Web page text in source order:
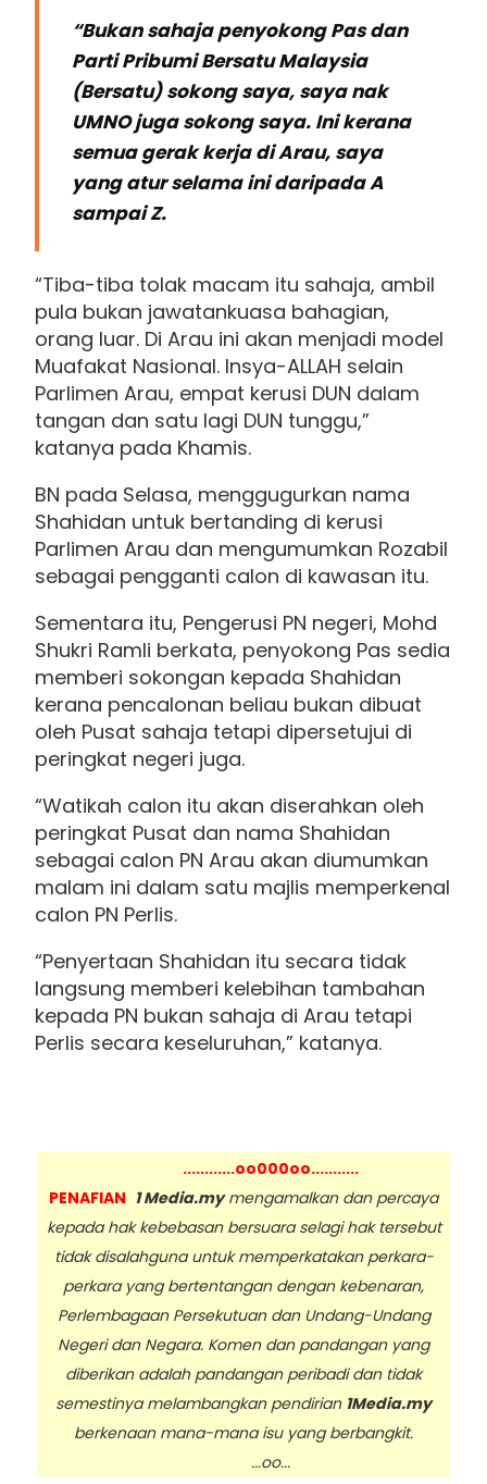
“Bukan sahaja penyokong Pas dan
Parti Pribumi Bersatu Malaysia
(Bersatu) sokong saya, saya nak
UMNO juga sokong saya. Ini kerana
semua gerak kerja di Arau, saya
yang atur selama ini daripada A
sampai Z.
“Tiba-tiba tolak macam itu sahaja, ambil
pula bukan jawatankuasa bahagian,
orang luar. Di Arau ini akan menjadi model
Muafakat Nasional. Insya-ALLAH selain
Parlimen Arau, empat kerusi DUN dalam
tangan dan satu lagi DUN tunggu,”
katanya pada Khamis.
BN pada Selasa, menggugurkan nama
Shahidan untuk bertanding di kerusi
Parlimen Arau dan mengumumkan Rozabil
sebagai pengganti calon di kawasan itu.
Sementara itu, Pengerusi PN negeri, Mohd
Shukri Ramli berkata, penyokong Pas sedia
memberi sokongan kepada Shahidan
kerana pencalonan beliau bukan dibuat
oleh Pusat sahaja tetapi dipersetujui di
peringkat negeri juga.
“Watikah calon itu akan diserahkan oleh
peringkat Pusat dan nama Shahidan
sebagai calon PN Arau akan diumumkan
malam ini dalam satu majlis memperkenal
calon PN Perlis.
“Penyertaan Shahidan itu secara tidak
langsung memberi kelebihan tambahan
kepada PN bukan sahaja di Arau tetapi
Perlis secara keseluruhan,” katanya.
............oo000oo...........
PENAFIAN 1 Media.mymengamalkan dan percaya
kepada hak kebebasan bersuara selagi hak tersebut
tidak disalahguna untuk memperkatakan perkara-
perkara yang bertentangan dengan kebenaran,
Perlembagaan Persekutuan dan Undang-Undang
Negeri dan Negara. Komen dan pandangan yang
diberikan adalah pandangan peribadi dan tidak
semestinya melambangkan pendirian 1Media.my
berkenaan mana-mana isu yang berbangkit.
...oo...